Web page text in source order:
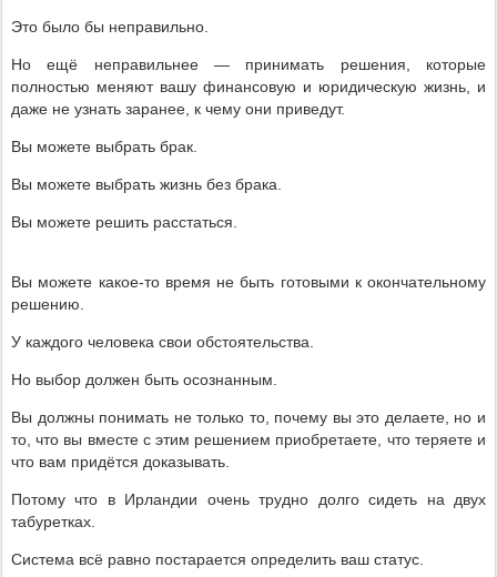
Это было бы неправильно.
Но ещё неправильнее — принимать решения, которые
полностью меняют вашу финансовую и юридическую жизнь, и
даже не узнать заранее, к чему они приведут.
Вы можете выбрать брак.
Вы можете выбрать жизнь без брака.
Вы можете решить расстаться.
Вы можете какое-то время не быть готовыми к окончательному
решению.
У каждого человека свои обстоятельства.
Но выбор должен быть осознанным.
Вы должны понимать не только то, почему вы это делаете, но и
то, что вы вместе с этим решением приобретаете, что теряете и
что вам придётся доказывать.
Потому что в Ирландии очень трудно долго сидеть на двух
табуретках.
Система всё равно постарается определить ваш статус.